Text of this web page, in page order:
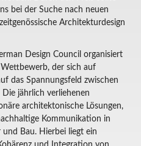
bei der Suche nach neuen
Architekturdesign
Design Council organisiert
der sich auf
das Spannungsfeld zwischen
jährlich verliehenen
architektonische Lösungen,
Kommunikation in
Bau. Hierbei liegt ein